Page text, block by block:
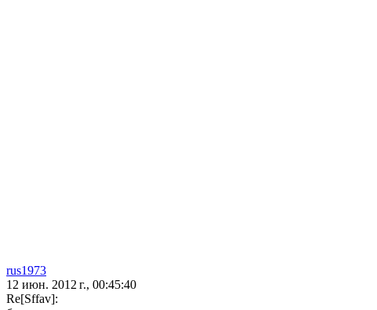
rus1973
12 июн. 2012 г., 00:45:40
Re[Sffav]: